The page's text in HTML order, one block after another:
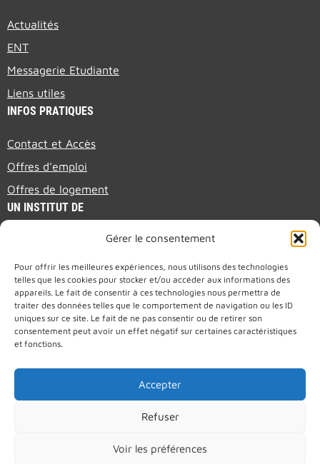
Gérer le consentement
Pour offrir les meilleures expériences, nous utilisons des technologies
telles que les cookies pour stocker et/ou accéder aux informations des
appareils. Le fait de consentir à ces technologies nous permettra de
traiter des données telles que le comportement de navigation ou les ID
uniques sur ce site. Le fait de ne pas consentir ou de retirer son
consentement peut avoir un effet négatif sur certaines caractéristiques
et fonctions.
Accepter
Refuser
Voir les préférences
Actualités
ENT
Messagerie Etudiante
Liens utiles
INFOS PRATIQUES
Contact et Accès
Offres d’emploi
Offres de logement
UN INSTITUT DE
PRESENTATION BROCHURE (EN)
2026 © IUT de Longwy - Tous droits réservés